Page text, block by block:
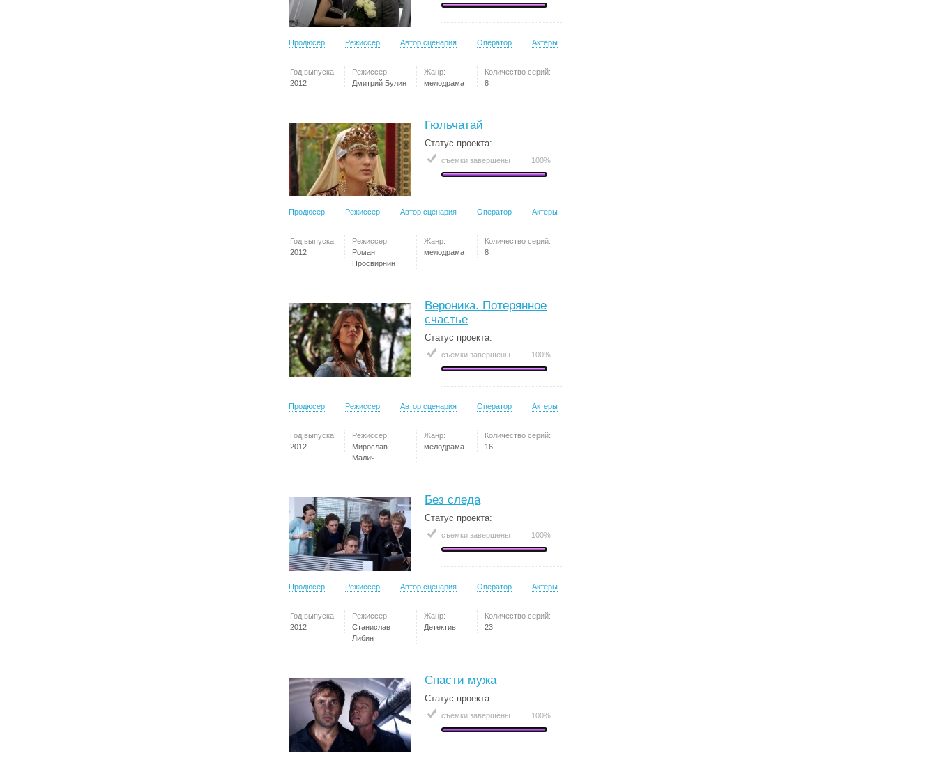
Продюсер Режиссер Автор сценария Оператор Актеры
Год выпуска:
2012
Режиссер:
Дмитрий Булин
Жанр:
мелодрама
Количество серий:
8
Гюльчатай
Статус проекта:
съемки завершены 100%
Продюсер Режиссер Автор сценария Оператор Актеры
Год выпуска:
2012
Режиссер:
Роман
Просвирнин
Жанр:
мелодрама
Количество серий:
8
Вероника. Потерянное
счастье
Статус проекта:
съемки завершены 100%
Продюсер Режиссер Автор сценария Оператор Актеры
Год выпуска:
2012
Режиссер:
Мирослав
Малич
Жанр:
мелодрама
Количество серий:
16
Без следа
Статус проекта:
съемки завершены 100%
Продюсер Режиссер Автор сценария Оператор Актеры
Год выпуска:
2012
Режиссер:
Станислав
Либин
Жанр:
Детектив
Количество серий:
23
Спасти мужа
Статус проекта:
съемки завершены 100%